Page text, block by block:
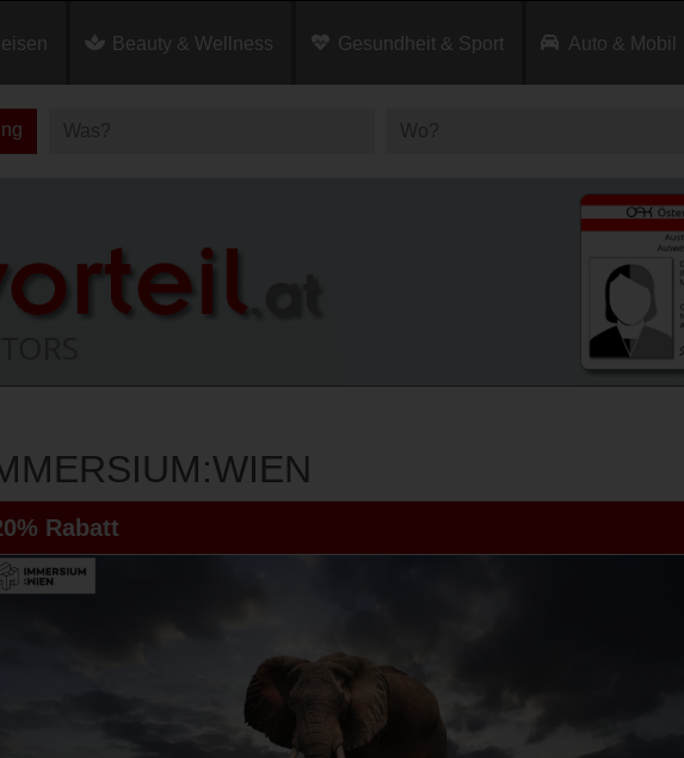
Beauty & Wellness Gesundheit & Sport Auto & Mobil
Rabatt